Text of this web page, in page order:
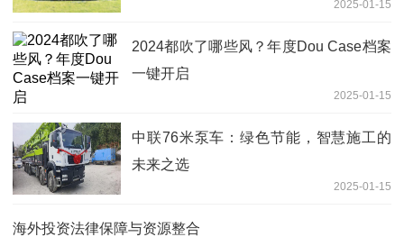
2025-01-15
2024都吹了哪些风？年度Dou Case档案
一键开启
2025-01-15
中联76米泵车：绿色节能，智慧施工的
未来之选
2025-01-15
海外投资法律保障与资源整合